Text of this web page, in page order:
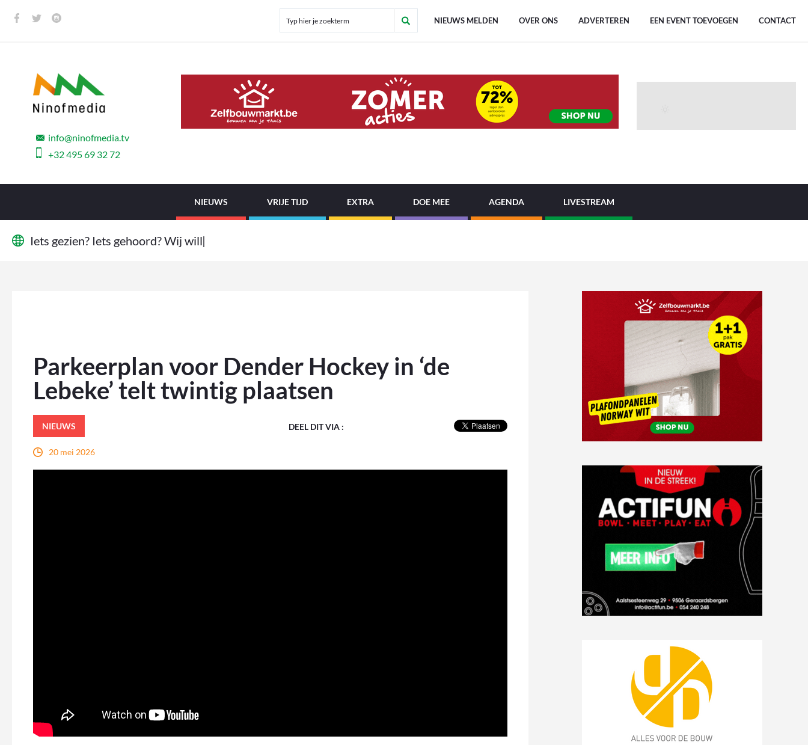
NIEUWS MELDEN OVER ONS ADVERTEREN EEN EVENT TOEVOEGEN CONTACT
info@ninofmedia.tv
+32 495 69 32 72
NIEUWS VRIJE TIJD EXTRA DOE MEE AGENDA LIVESTREAM
Iets gezien? Iets gehoord?Wij wille
Parkeerplan voor Dender Hockey in ‘de
Lebeke’ telt twintig plaatsen
NIEUWS
20 mei 2026
DEEL DIT VIA :